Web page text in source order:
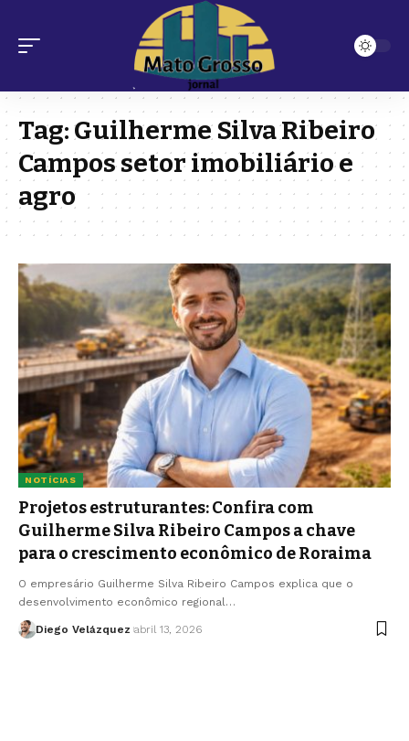
Tag:Guilherme Silva Ribeiro
Campos setor imobiliário e
agro
NOTÍCIAS
Projetos estruturantes: Confira com
Guilherme Silva Ribeiro Campos a chave
para o crescimento econômico de Roraima
O empresário Guilherme Silva Ribeiro Campos explica que o
desenvolvimento econômico regional…
Diego Velázquez abril 13, 2026